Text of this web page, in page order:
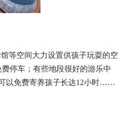
等空间大力设置供孩子玩耍的空
停车；有些地段很好的游乐中
以免费寄养孩子长达12小时……